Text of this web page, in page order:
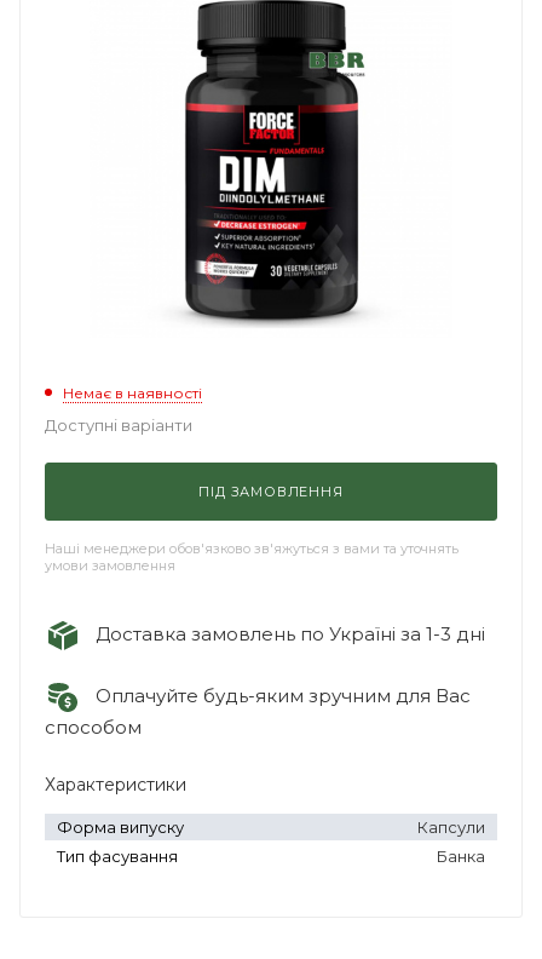
Немає в наявності
Доступні варіанти
ПІД ЗАМОВЛЕННЯ
Наші менеджери обов'язково зв'яжуться з вами та уточнять
умови замовлення
Доставка замовлень по Україні за 1-3 дні
Оплачуйте будь-яким зручним для Вас
способом
Характеристики
Форма випуску
Капсули
Тип фасування
Банка